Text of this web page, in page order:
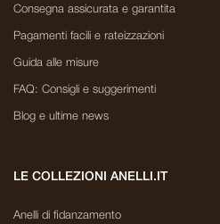
Consegna assicurata e garantita
Pagamenti facili e rateizzazioni
Guida alle misure
FAQ: Consigli e suggerimenti
Blog e ultime news
LE COLLEZIONI ANELLI.IT
Anelli di fidanzamento